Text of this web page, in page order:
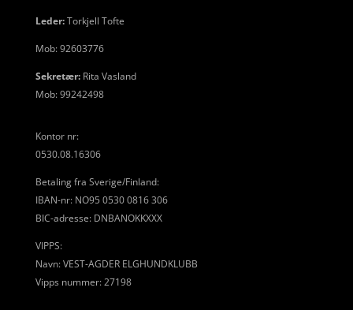
Leder:Torkjell Tofte
Mob: 92603776
Sekretær:Rita Vasland
Mob: 99242498
Kontor nr:
0530.08.16306
Betaling fra Sverige/Finland:
IBAN-nr: NO95 0530 0816 306
BIC-adresse: DNBANOKKXXX
VIPPS:
Navn: VEST-AGDER ELGHUNDKLUBB
Vipps nummer: 27198